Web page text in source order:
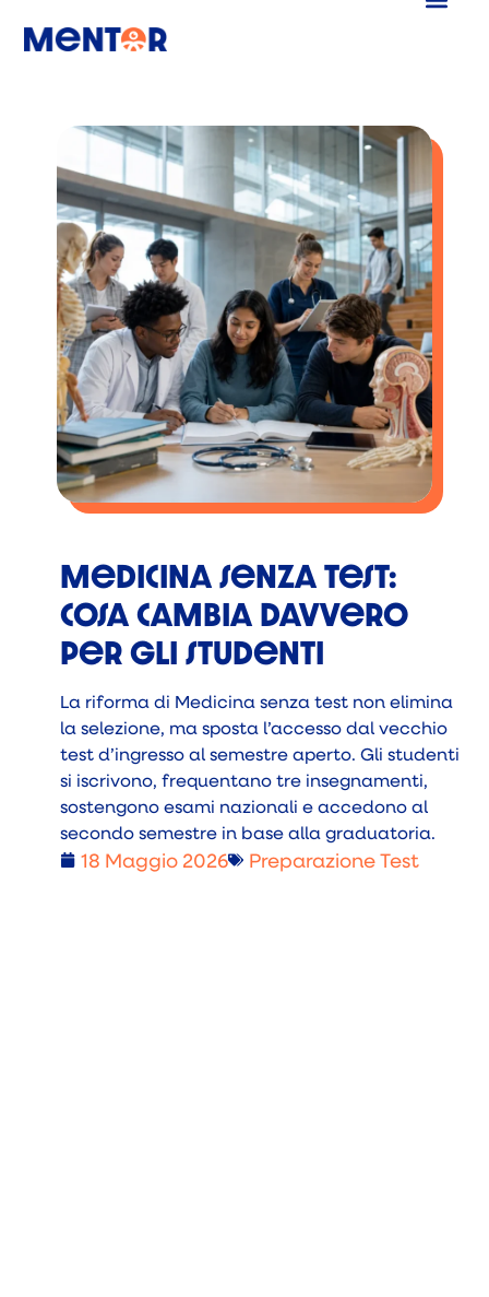
Medicina senza test:
cosa cambia davvero
per gli studenti
La riforma di Medicina senza test non elimina
la selezione, ma sposta l’accesso dal vecchio
test d’ingresso al semestre aperto. Gli studenti
si iscrivono, frequentano tre insegnamenti,
sostengono esami nazionali e accedono al
secondo semestre in base alla graduatoria.
18 Maggio 2026 Preparazione Test